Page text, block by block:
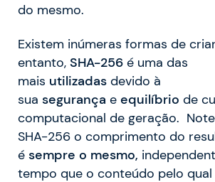
do mesmo.
Existem inúmeras formas de criar
entanto, SHA-256 é uma das
mais utilizadas devido à
sua segurança e equilíbrio de
computacional de geração.
SHA-256 o comprimento do
é sempre o mesmo,
tempo que o conteúdo pelo qual